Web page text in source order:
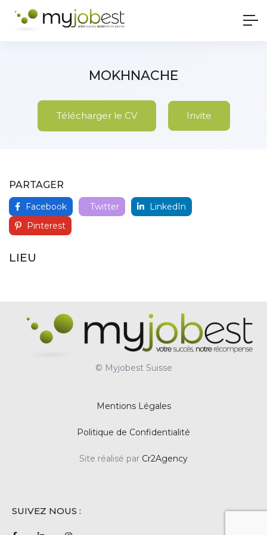
MOKHNACHE
Télécharger le CV Invite
PARTAGER
Facebook Twitter
LinkedIn
Pinterest
LIEU
© Myjobest Suisse
Mentions Légales
Politique de Confidentialité
Site réalisé par Cr2Agency
SUIVEZ NOUS :